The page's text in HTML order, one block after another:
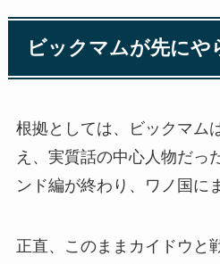
ビックマムが先にや
根拠としては、ビックマム
え、実質話の中心人物だっ
ンド編が終わり、ワノ国に
正直、このままカイドウと